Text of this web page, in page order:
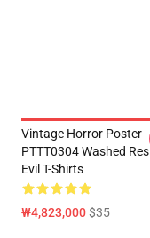
Vintage Horror Poster
PTTT0304 Washed
Evil T-Shirts
₩4,823,000$35